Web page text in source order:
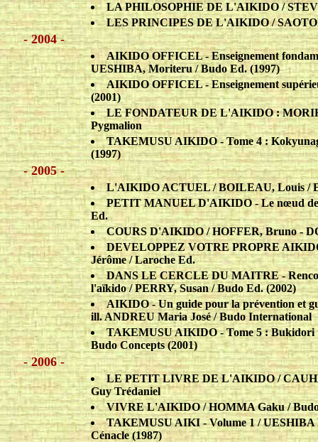
LA PHILOSOPHIE DE L'AIKIDO /
LES PRINCIPES DE L'AIKIDO /
- 2004 -
AIKIDO OFFICEL - Enseignement
UESHIBA, Moriteru / Budo Ed. (1997)
AIKIDO OFFICEL - Enseignement
(2001)
LE FONDATEUR DE L'AIKIDO :
Pygmalion
TAKEMUSU AIKIDO - Tome 4 :
(1997)
- 2005 -
L'AIKIDO ACTUEL / BOILEAU, Louis /
PETIT MANUEL D'AIKIDO - Le nœud
Ed.
COURS D'AIKIDO / HOFFER, Bruno -
DEVELOPPEZ VOTRE PROPRE
Jérôme / Laroche Ed.
DANS LE CERCLE DU MAITRE -
l'aïkido / PERRY, Susan / Budo Ed. (2002)
AIKIDO - Un guide pour la prévention et
ill. ANDREU Maria José / Budo International
TAKEMUSU AIKIDO - Tome 5 :
Budo Concepts (2001)
- 2006 -
LE PETIT LIVRE DE L'AIKIDO /
Guy Trédaniel
VIVRE L'AIKIDO / HOMMA Gaku /
TAKEMUSU AIKI - Volume 1 /
Cénacle (1987)